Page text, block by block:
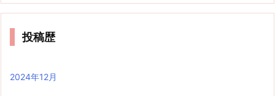
投稿歴
2024年12月